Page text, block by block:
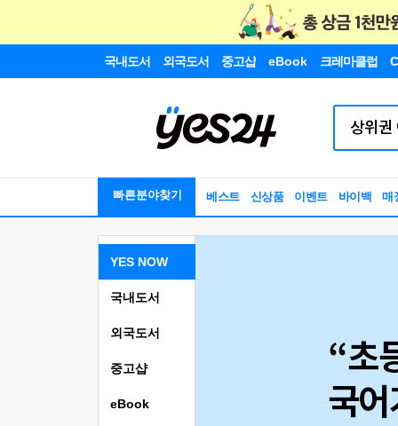
국내도서 외국도서 중고샵 eBook 크레마클럽
빠른분야찾기 베스트 신상품 이벤트 바이백 매
YES NOW
국내도서
외국도서
중고샵
eBook